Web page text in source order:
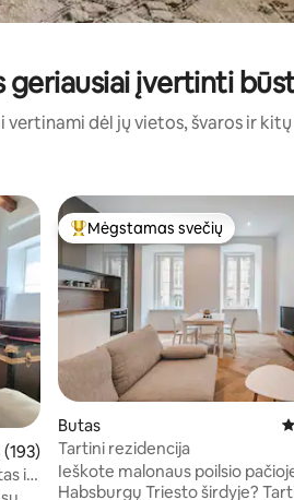
geriausiai įvertinti
vertinami dėl jų vietos, švaros ir
įvertinimas: 4,98 iš 5, atsiliepimų: 193
ir
Svečių mėgstamiausias
Mėgstamas svečių
Butas
Tartini rezidencija
Ieškote malonaus poilsio
Habsburgų Triesto širdyje?